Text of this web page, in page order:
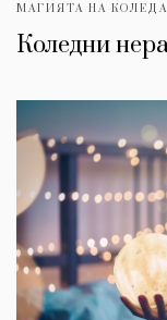
МАГИЯТА НА КОЛЕДА
Коледни